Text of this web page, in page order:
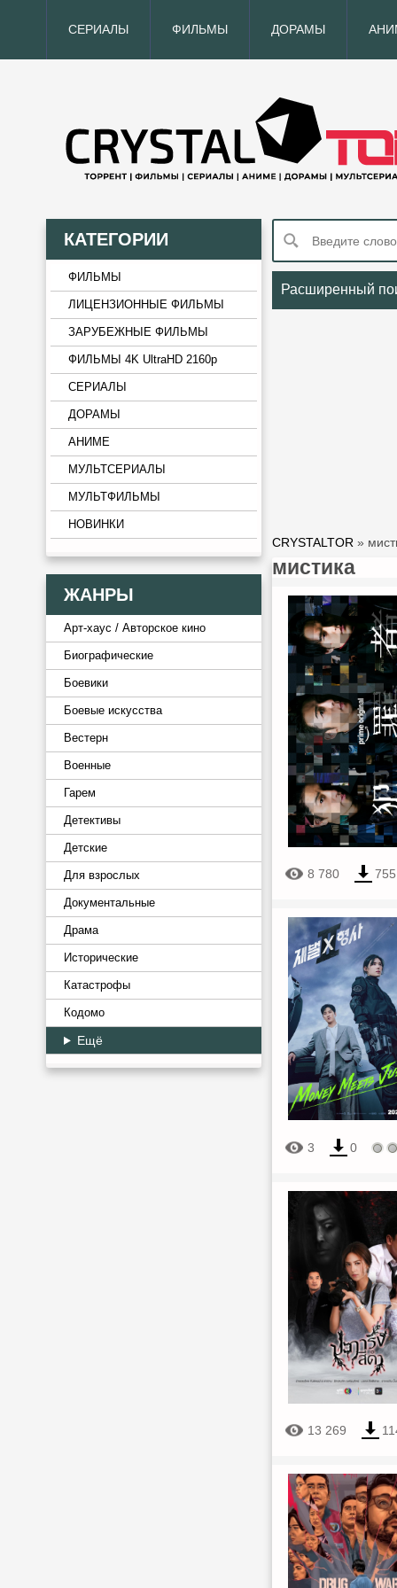
СЕРИАЛЫ ФИЛЬМЫ ДОРАМЫ
КАТЕГОРИИ
ФИЛЬМЫ
ЛИЦЕНЗИОННЫЕ ФИЛЬМЫ
ЗАРУБЕЖНЫЕ ФИЛЬМЫ
ФИЛЬМЫ 4K UltraHD 2160p
СЕРИАЛЫ
ДОРАМЫ
АНИМЕ
МУЛЬТСЕРИАЛЫ
МУЛЬТФИЛЬМЫ
НОВИНКИ
ЖАНРЫ
Арт-хаус / Авторское кино
Биографические
Боевики
Боевые искусства
Вестерн
Военные
Гарем
Детективы
Детские
Для взрослых
Документальные
Драма
Исторические
Катастрофы
Кодомо
Ещё
Расширенный
CRYSTALTOR »
мистика
8 780 755
3 0
13 269